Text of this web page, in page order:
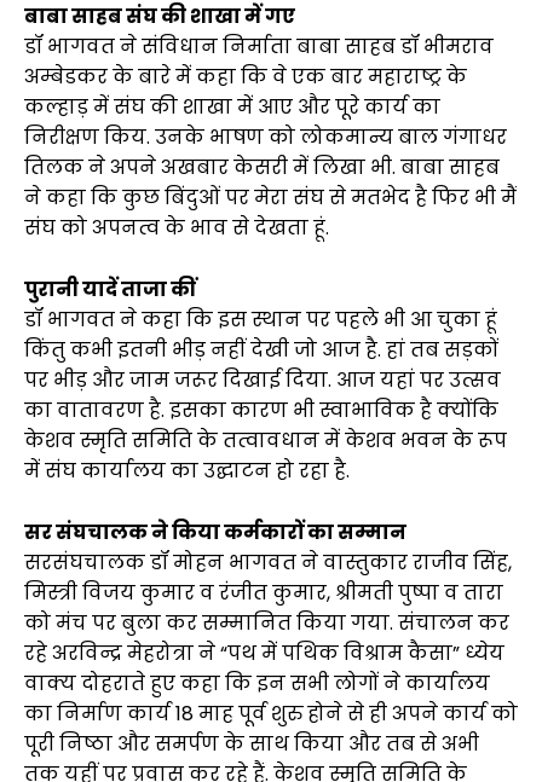
बाबा साहब संघ की शाखा में गए
डॉ भागवत ने संविधान निर्माता बाबा साहब डॉ भीमराव
अम्बेडकर के बारे में कहा कि वे एक बार महाराष्ट्र के
कल्हाड़ में संघ की शाखा में आए और पूरे कार्य का
निरीक्षण किय. उनके भाषण को लोकमान्य बाल गंगाधर
तिलक ने अपने अखबार केसरी में लिखा भी. बाबा साहब
ने कहा कि कुछ बिंदुओं पर मेरा संघ से मतभेद है फिर भी मैं
संघ को अपनत्व के भाव से देखता हूं.
पुरानी यादें ताजा कीं
डॉ भागवत ने कहा कि इस स्थान पर पहले भी आ चुका हूं
किंतु कभी इतनी भीड़ नहीं देखी जो आज है. हां तब सड़कों
पर भीड़ और जाम जरूर दिखाई दिया. आज यहां पर उत्सव
का वातावरण है. इसका कारण भी स्वाभाविक है क्योंकि
केशव स्मृति समिति के तत्वावधान में केशव भवन के रूप
में संघ कार्यालय का उद्घाटन हो रहा है.
सर संघचालक ने किया कर्मकारों का सम्मान
सरसंघचालक डॉ मोहन भागवत ने वास्तुकार राजीव सिंह,
मिस्त्री विजय कुमार व रंजीत कुमार, श्रीमती पुष्पा व तारा
को मंच पर बुला कर सम्मानित किया गया. संचालन कर
रहे अरविन्द्र मेहरोत्रा ने “पथ में पथिक विश्राम कैसा” ध्येय
वाक्य दोहराते हुए कहा कि इन सभी लोगों ने कार्यालय
का निर्माण कार्य 18 माह पूर्व शुरु होने से ही अपने कार्य को
पूरी निष्ठा और समर्पण के साथ किया और तब से अभी
तक यहीं पर प्रवास कर रहे हैं. केशव स्मृति समिति के